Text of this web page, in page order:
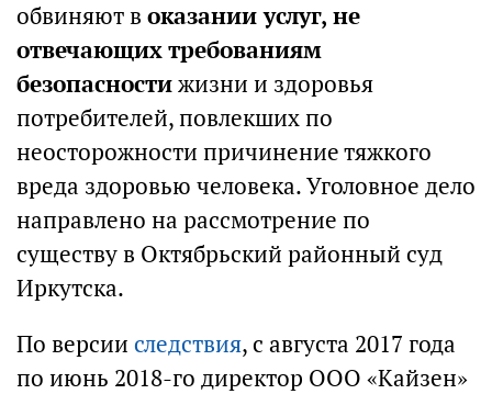
обвиняют в оказании услуг, не
отвечающих требованиям
безопасностижизни и здоровья
потребителей, повлекших по
неосторожности причинение тяжкого
вреда здоровью человека. Уголовное дело
направлено на рассмотрение по
существу в Октябрьский районный суд
Иркутска.
По версии следствия, с августа 2017 года
по июнь 2018-го директор ООО «Кайзен»